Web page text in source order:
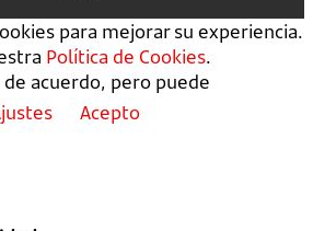
para mejorar su experiencia.
Política de Cookies.
acuerdo, pero puede
Acepto